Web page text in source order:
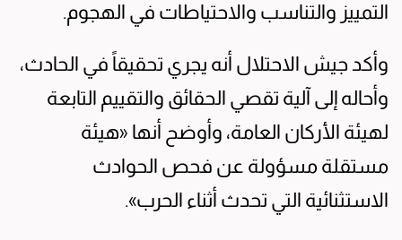
التمييز والتناسب والاحتياطات في الهجوم.
وأكد جيش الاحتلال أنه يجري تحقيقاً في الحادث،
وأحاله إلى آلية تقصي الحقائق والتقييم التابعة
لهيئة الأركان العامة، وأوضح أنها «هيئة
مستقلة مسؤولة عن فحص الحوادث
الاستثنائية التي تحدث أثناء الحرب».